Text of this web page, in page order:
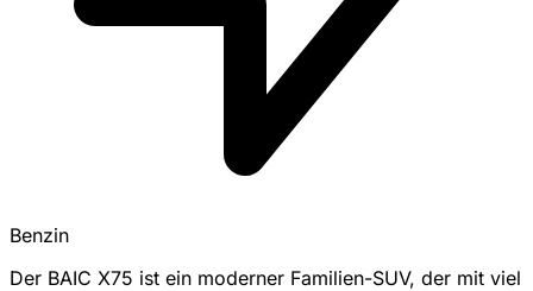
Benzin
Der BAIC X75 ist ein moderner Familien-SUV, der mit viel